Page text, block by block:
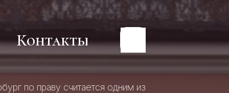
по праву считается одним из
Контакты
Контакты